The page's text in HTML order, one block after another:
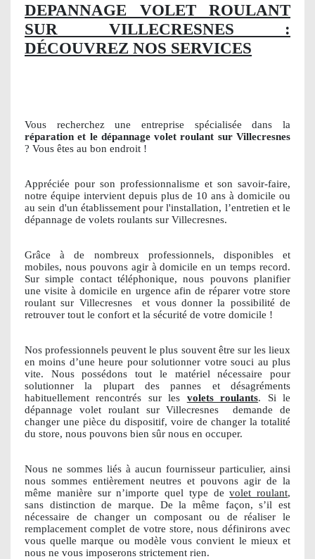
DEPANNAGE VOLET ROULANT
SUR VILLECRESNES :
DÉCOUVREZ NOS SERVICES
Vous recherchez une entreprise spécialisée dans la
réparation et le dépannage volet roulant sur Villecresnes
? Vous êtes au bon endroit !
Appréciée pour son professionnalisme et son savoir-faire,
notre équipe intervient depuis plus de 10 ans à domicile ou
au sein d'un établissement pour l'installation, l’entretien et le
dépannage de volets roulants sur Villecresnes.
Grâce à de nombreux professionnels, disponibles et
mobiles, nous pouvons agir à domicile en un temps record.
Sur simple contact téléphonique, nous pouvons planifier
une visite à domicile en urgence afin de réparer votre store
roulant sur Villecresnes
et vous donner la possibilité de
retrouver tout le confort et la sécurité de votre domicile !
Nos professionnels peuvent le plus souvent être sur les lieux
en moins d’une heure pour solutionner votre souci au plus
vite. Nous possédons tout le matériel nécessaire pour
solutionner la plupart des pannes et désagréments
habituellement rencontrés sur les volets roulants. Si le
dépannage volet roulant sur Villecresnes
demande de
changer une pièce du dispositif, voire de changer la totalité
du store, nous pouvons bien sûr nous en occuper.
Nous ne sommes liés à aucun fournisseur particulier, ainsi
nous sommes entièrement neutres et pouvons agir de la
même manière sur n’importe quel type devolet roulant,
sans distinction de marque. De la même façon, s’il est
nécessaire de changer un composant ou de réaliser le
remplacement complet de votre store, nous définirons avec
vous quelle marque ou modèle vous convient le mieux et
nous ne vous imposerons strictement rien.